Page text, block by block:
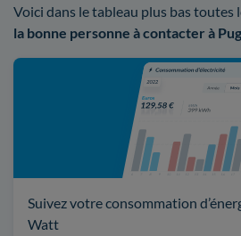
Voici dans le tableau plus bas toutes
la bonne personne à contacter à
Suivez votre consommation
Watt